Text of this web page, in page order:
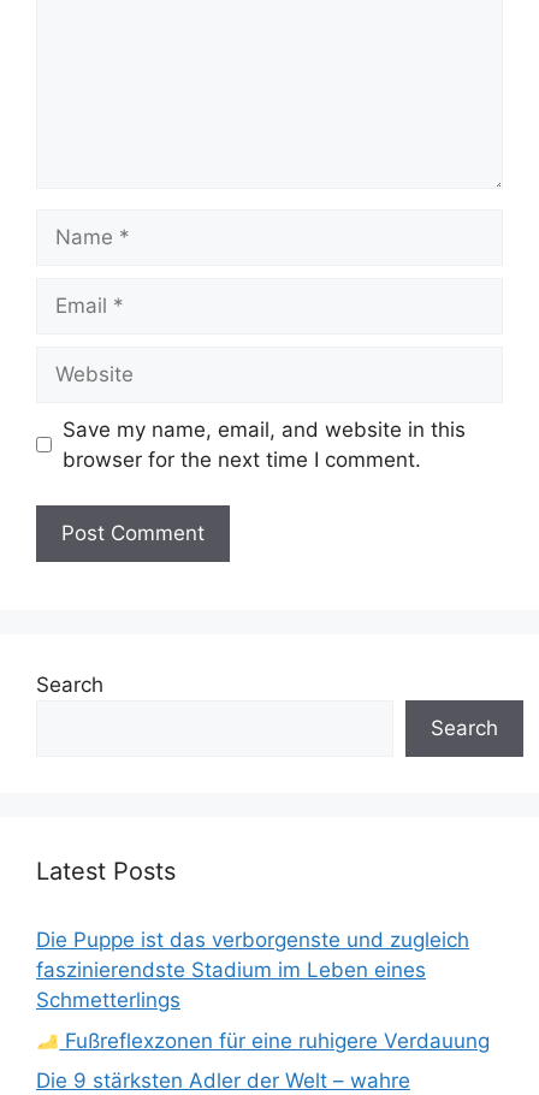
Save my name, email, and website in this
browser for the next time I comment.
Search
Search
Latest Posts
Die Puppe ist das verborgenste und zugleich
faszinierendste Stadium im Leben eines
Schmetterlings
Fußreflexzonen für eine ruhigere Verdauung
Die 9 stärksten Adler der Welt – wahre